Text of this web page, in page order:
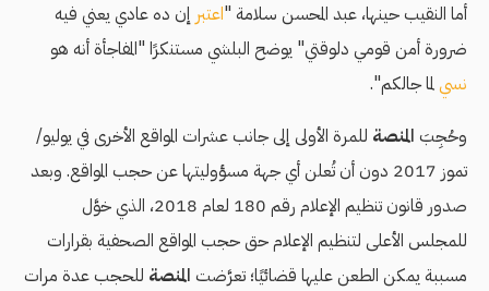
أما النقيب حينها، عبد المحسن سلامة "اعتبر إن ده عادي يعني فيه
ضرورة أمن قومي دلوقتي" يوضح البلشي مستنكرًا "المفاجأة أنه هو
نسيلما جالكم".
وحُجِبَ المنصة للمرة الأولى إلى جانب عشرات المواقع الأخرى في يوليو/
تموز 2017 دون أن تُعلن أي جهة مسؤوليتها عن حجب المواقع. وبعد
صدور قانون تنظيم الإعلام رقم 180 لعام 2018، الذي خوَّل
للمجلس الأعلى لتنظيم الإعلام حق حجب المواقع الصحفية بقرارات
مسببة يمكن الطعن عليها قضائيًا؛ تعرَّضت المنصة للحجب عدة مرات